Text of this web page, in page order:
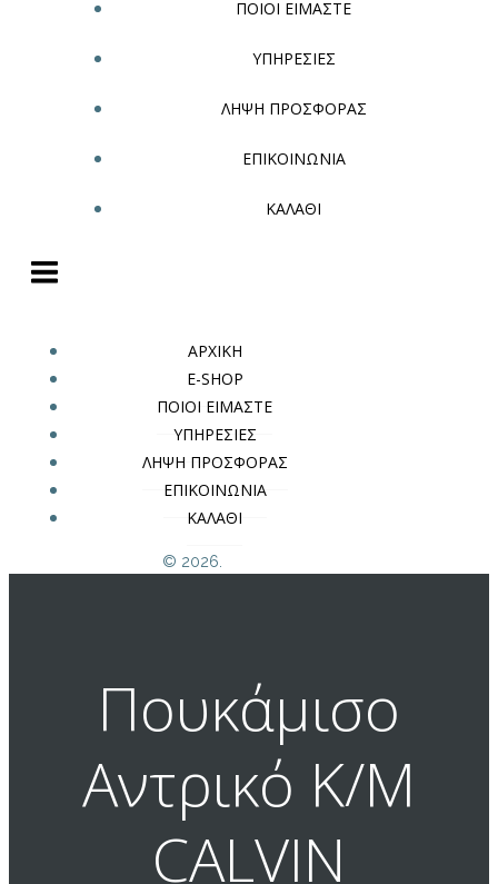
ΠΟΙΟΙ ΕΙΜΑΣΤΕ
ΥΠΗΡΕΣΙΕΣ
ΛΗΨΗ ΠΡΟΣΦΟΡΑΣ
ΕΠΙΚΟΙΝΩΝΙΑ
ΚΑΛΑΘΙ
ΑΡΧΙΚΗ
E-SHOP
ΠΟΙΟΙ ΕΙΜΑΣΤΕ
ΥΠΗΡΕΣΙΕΣ
ΛΗΨΗ ΠΡΟΣΦΟΡΑΣ
ΕΠΙΚΟΙΝΩΝΙΑ
ΚΑΛΑΘΙ
© 2026.
Πουκάμισο
Αντρικό Κ/Μ
CALVIN